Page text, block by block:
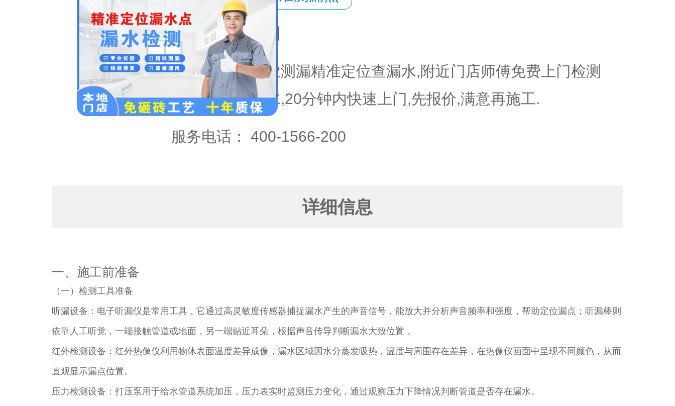
服务区域： 胶州
内容：
专业测漏精准定位查漏水,附近门店师傅免费上门检测
漏水,20分钟内快速上门,先报价,满意再施工.
服务电话： 400-1566-200
详细信息
一、施工前准备​
（一）检测工具准备​
听漏设备：电子听漏仪是常用工具，它通过高灵敏度传感器捕捉漏水产生的声音信号，能放大并分析声音频率和强度，帮助定位漏点；听漏棒则
依靠人工听觉，一端接触管道或地面，另一端贴近耳朵，根据声音传导判断漏水大致位置 。​
红外检测设备：红外热像仪利用物体表面温度差异成像，漏水区域因水分蒸发吸热，温度与周围存在差异，在热像仪画面中呈现不同颜色，从而
直观显示漏点位置。​
压力检测设备：打压泵用于给水管道系统加压，压力表实时监测压力变化，通过观察压力下降情况判断管道是否存在漏水。​